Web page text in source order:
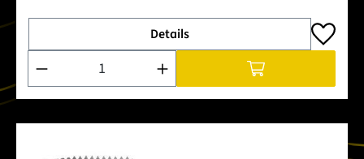
Details
Produkt Anzahl: Gib den gewünschten Wert ein oder